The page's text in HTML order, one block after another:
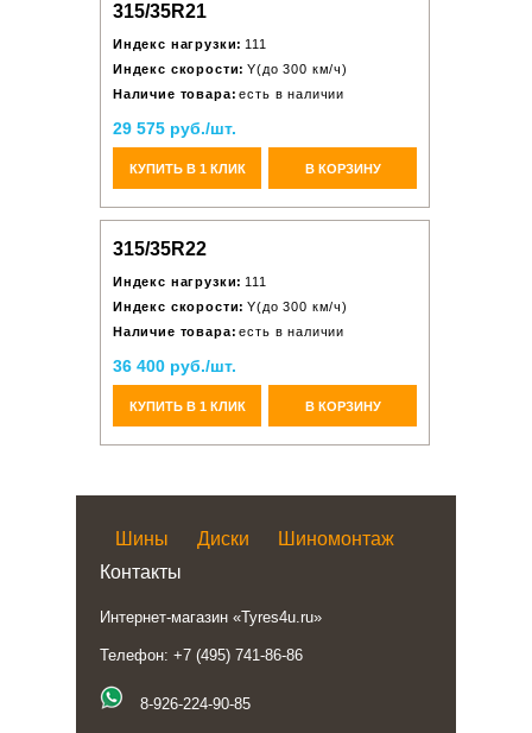
315/35R21
Индекс нагрузки: 111
Индекс скорости: Y(до 300 км/ч)
Наличие товара: есть в наличии
29 575 руб./шт.
КУПИТЬ В 1 КЛИК В КОРЗИНУ
315/35R22
Индекс нагрузки: 111
Индекс скорости: Y(до 300 км/ч)
Наличие товара: есть в наличии
36 400 руб./шт.
КУПИТЬ В 1 КЛИК В КОРЗИНУ
Шины Диски
Шиномонтаж
Контакты
Интернет-магазин «Tyres4u.ru»
Телефон: +7 (495) 741-86-86
8-926-224-90-85